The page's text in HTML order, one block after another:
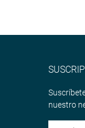
nuestro